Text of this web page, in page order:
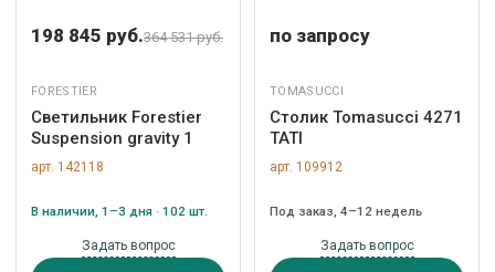
198 845 руб.364 531 руб.
FORESTIER
Светильник Forestier
Suspension gravity 1
арт. 142118
В наличии, 1–3 дня · 102 шт.
Задать вопрос
по запросу
TOMASUCCI
Столик Tomasucci 4271
TATI
арт. 109912
Под заказ, 4–12 недель
Задать вопрос